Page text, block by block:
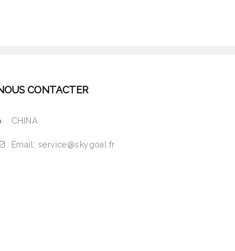
CONTACTER
CHINA
Email: service@skygoal.fr